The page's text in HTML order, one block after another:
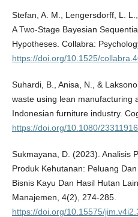
Stefan, A. M., Lengersdorff, L.
A Two-Stage Bayesian
Hypotheses. Collabra:
https://doi.org/10.1525/
Suhardi, B., Anisa, N., &
waste using lean manufacturing
Indonesian furniture industry.
https://doi.org/10.1080/
Sukmayana, D. (2023). Analisis
Produk Kehutanan: Peluang
Bisnis Kayu Dan Hasil Hutan
Manajemen, 4(2), 274-285.
https://doi.org/10.15575/